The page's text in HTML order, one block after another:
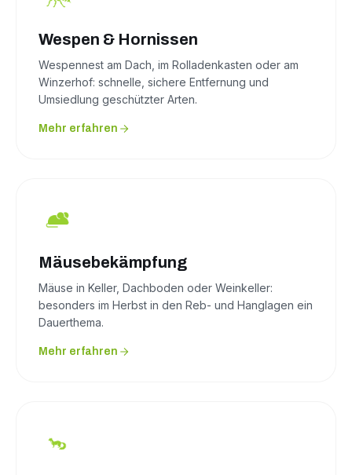
Wespen & Hornissen
Wespennest am Dach, im Rolladenkasten oder am
Winzerhof: schnelle, sichere Entfernung und
Umsiedlung geschützter Arten.
Mehr erfahren
Mäusebekämpfung
Mäuse in Keller, Dachboden oder Weinkeller:
besonders im Herbst in den Reb- und Hanglagen ein
Dauerthema.
Mehr erfahren